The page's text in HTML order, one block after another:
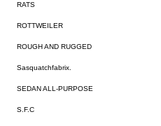
RATS
ROTTWEILER
ROUGH AND RUGGED
Sasquatchfabrix.
SEDAN ALL-PURPOSE
S.F.C